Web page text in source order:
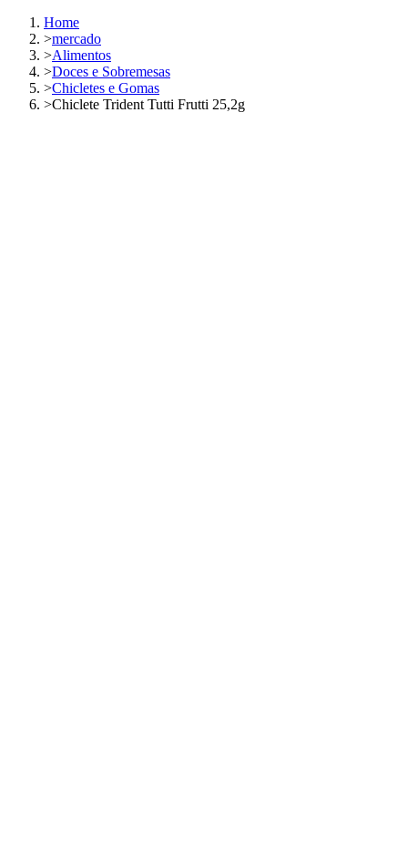
Home
>mercado
>Alimentos
>Doces e Sobremesas
>Chicletes e Gomas
>Chiclete Trident Tutti Frutti 25,2g